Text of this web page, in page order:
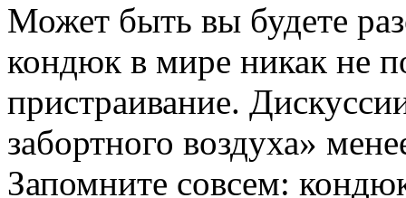
Может быть вы будете
кондюк в мире никак не
пристраивание.
забортного воздуха»
Запомните совсем: